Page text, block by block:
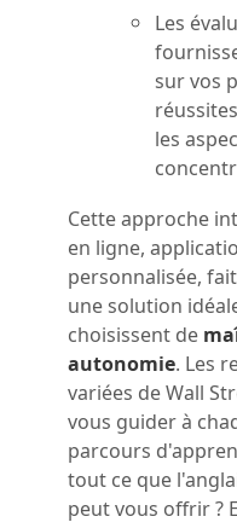
Les
sur vos
les
Cette approche
en ligne,
personnalisée,
une solution
choisissent de
autonomie. Les
variées de Wall
vous guider à
parcours
tout ce que
peut vous offrir ?